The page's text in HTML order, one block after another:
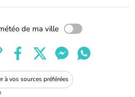
de ma ville
à vos sources préférées